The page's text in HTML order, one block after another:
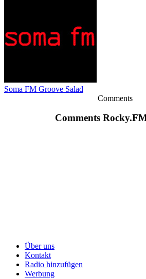
Soma FM Groove Salad
Comments
Comments
Über uns
Kontakt
Radio hinzufügen
Werbung